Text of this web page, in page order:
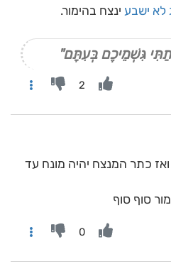
לא ישבע ינצח בהימור.
גִּשְׁמֵיכֶם בְּעִתָּם"
2
כתר המנצח יהיה מונח עד
סוף סוף
0